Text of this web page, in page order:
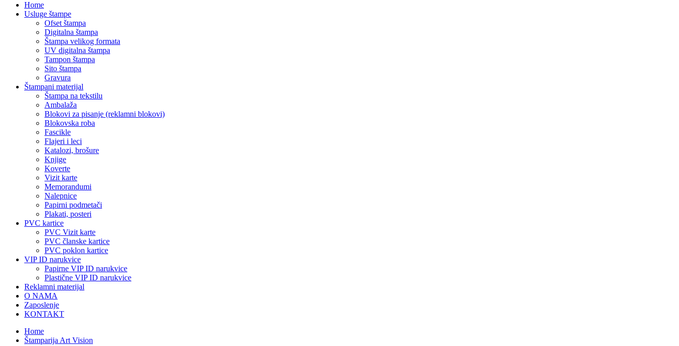
Home
Usluge štampe
Ofset štampa
Digitalna štampa
Štampa velikog formata
UV digitalna štampa
Tampon štampa
Sito štampa
Gravura
Štampani materijal
Štampa na tekstilu
Ambalaža
Blokovi za pisanje (reklamni blokovi)
Blokovska roba
Fascikle
Flajeri i leci
Katalozi, brošure
Knjige
Koverte
Vizit karte
Memorandumi
Nalepnice
Papirni podmetači
Plakati, posteri
PVC kartice
PVC Vizit karte
PVC članske kartice
PVC poklon kartice
VIP ID narukvice
Papirne VIP ID narukvice
Plastične VIP ID narukvice
Reklamni materijal
O NAMA
Zaposlenje
KONTAKT
Home
Štamparija Art Vision